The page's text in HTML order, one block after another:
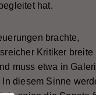
hat.
brachte,
Kritiker breite
muss etwa in
diesem Sinne